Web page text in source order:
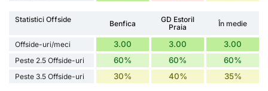
Statistici Offside Benfica
GD Estoril
Praia
În medie
Offside-uri/meci 3.00 3.00 3.00
Peste 2.5 Offside-uri 60% 60% 60%
Peste 3.5 Offside-uri 30% 40% 35%